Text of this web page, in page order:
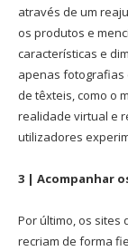
através de um
os produtos e
características e
apenas fotografias
de têxteis, como o
realidade virtual e
utilizadores
3 | Acompanhar
Por último, os sites
recriam de forma